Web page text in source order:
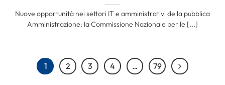
Nuove opportunità nei settori IT e amministrativi della pubblica
Amministrazione: la Commissione Nazionale per le [...]
1 2 3 4 … 79